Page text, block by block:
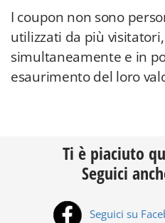
I coupon non sono
utilizzati da più
simultaneamente e in
esaurimento del loro
Ti è piaciuto
Seguici
Seguici su